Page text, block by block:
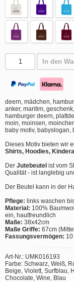
In den
deern, mädchen,
anker, maritim,
hamburger deern,
moin, moinsen,
baby motiv, babyslogan,
Dieses Motiv bieten wir
Shirts, Hoodies,
Der Jutebeutel ist vom
Qualität - ist langlebig
Der Beutel kann in der
Pflege: links waschen
Material: 100%
ein, hautfreundlich
Maße: 38x42cm
Maße Griffe: 67cm
Fassungsvermögen:
Art-Nr.: UMK016193
Farbe: Schwarz, Weiß,
Beige, Violett, Surfblau,
Chocolate, Wine, Blau